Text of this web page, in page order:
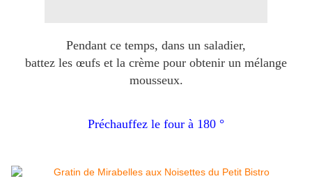
Pendant ce temps, dans un saladier,
battez les œufs et la crème pour obtenir un mélange
mousseux.
Préchauffez le four à 180 °